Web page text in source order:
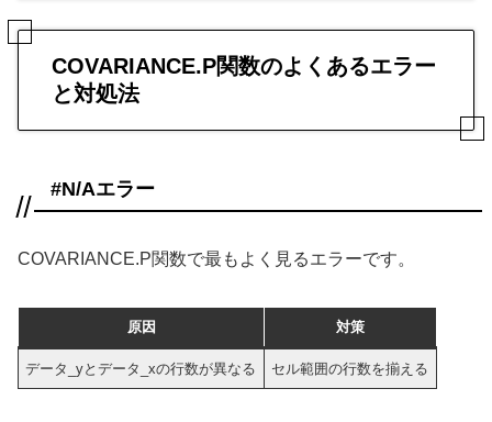
COVARIANCE.P関数のよくあるエラー
と対処法
#N/Aエラー
COVARIANCE.P関数で最もよく見るエラーです。
原因 対策
データ_yとデータ_xの行数が異なる セル範囲の行数を揃える